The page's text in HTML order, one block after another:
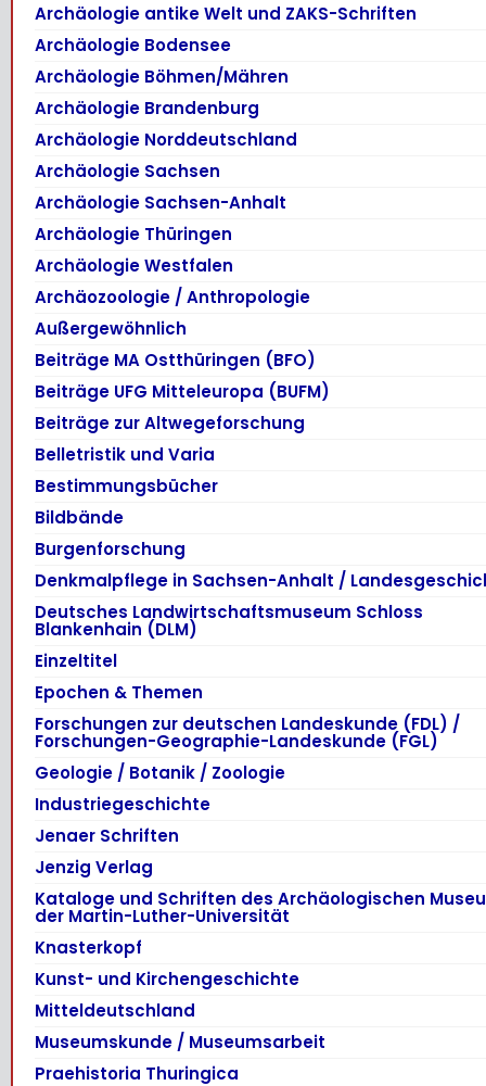
Archäologie antike Welt und ZAKS-Schriften
Archäologie Bodensee
Archäologie Böhmen/Mähren
Archäologie Brandenburg
Archäologie Norddeutschland
Archäologie Sachsen
Archäologie Sachsen-Anhalt
Archäologie Thüringen
Archäologie Westfalen
Archäozoologie / Anthropologie
Außergewöhnlich
Beiträge MA Ostthüringen (BFO)
Beiträge UFG Mitteleuropa (BUFM)
Beiträge zur Altwegeforschung
Belletristik und Varia
Bestimmungsbücher
Bildbände
Burgenforschung
Denkmalpflege in Sachsen-Anhalt /
Deutsches Landwirtschaftsmuseum Schloss
Blankenhain (DLM)
Einzeltitel
Epochen & Themen
Forschungen zur deutschen Landeskunde (FDL) /
Forschungen-Geographie-Landeskunde (FGL)
Geologie / Botanik / Zoologie
Industriegeschichte
Jenaer Schriften
Jenzig Verlag
Kataloge und Schriften des Archäologischen
der Martin-Luther-Universität
Knasterkopf
Kunst- und Kirchengeschichte
Mitteldeutschland
Museumskunde / Museumsarbeit
Praehistoria Thuringica